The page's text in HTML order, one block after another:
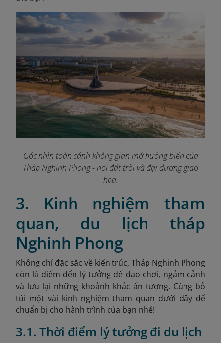
Góc nhìn toàn cảnh không gian mở hướng biển của
Tháp Nghinh Phong - nơi đất trời và đại dương giao
hòa.
3. Kinh nghiệm tham
quan, du lịch tháp
Nghinh Phong
Không chỉ đặc sắc về kiến trúc, Tháp Nghinh Phong
còn là điểm đến lý tưởng để dạo chơi, ngắm cảnh
và lưu lại những khoảnh khắc ấn tượng. Cùng bỏ
túi một vài kinh nghiệm tham quan dưới đây để
chuẩn bị cho hành trình của bạn nhé!
3.1. Thời điểm lý tưởng đi du lịch